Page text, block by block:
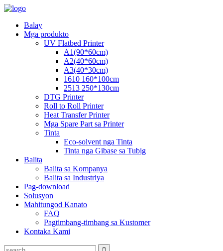
Balay
Mga produkto
UV Flatbed Printer
A1(90*60cm)
A2(40*60cm)
A3(40*30cm)
1610 160*100cm
2513 250*130cm
DTG Printer
Roll to Roll Printer
Heat Transfer Printer
Mga Spare Part sa Printer
Tinta
Eco-solvent nga Tinta
Tinta nga Gibase sa Tubig
Balita
Balita sa Kompanya
Balita sa Industriya
Pag-download
Solusyon
Mahitungod Kanato
FAQ
Pagtimbang-timbang sa Kustomer
Kontaka Kami